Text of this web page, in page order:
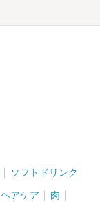
ソフトドリンク
ヘアケア 肉